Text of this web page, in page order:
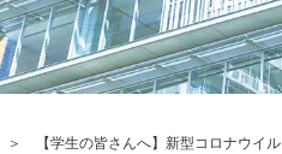
＞ 【学生の皆さんへ】新型コロナウイル